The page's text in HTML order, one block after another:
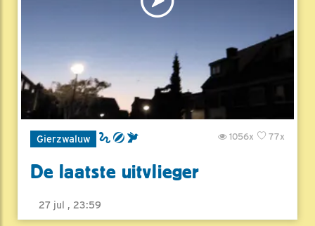
Gierzwaluw 77x
1056x
De laatste uitvlieger
27 jul , 23:59